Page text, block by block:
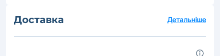
Доставка Детальніше